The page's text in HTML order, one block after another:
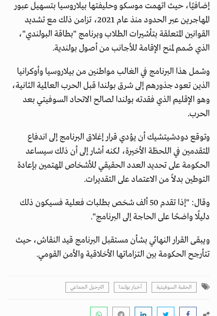
إضافيًا، حيث اتهمت موسكو وحليفتها بيلاروسيا بتسهيل عبور
المهاجرين عبر الحدود منذ عام 2021، تزامن ذلك مع تشديد
القوانين المتعلقة بتأشيرات الطلاب وبرنامج "بطاقة البولندي"،
الذي صُمم لمنح الإقامة للأجانب من أصول بولندية.
وشمل هذا البرنامج في الغالب مواطنين من بيلاروسيا وأوكرانيا
الذين تعود جذورهم إلى شرق بولندا قبل الحرب العالمية الثانية،
وهو الإقليم الذي فقدته بولندا لصالح الاتحاد السوفيتي بعد
الحرب.
وتوقع دودشيتشيك أن يؤدي قرار إغلاق البرنامج إلى اندفاع
المتقدمين في اللحظة الأخيرة، لكنه أشار إلى أن ذلك سيساعد
الحكومة على تحديد العدد الحقيقي للأشخاص المهتمين بإعادة
التوطين بدلاً من الاعتماد على التقديرات.
وقال: "إذا تقدم 50 ألف شخص بطلبات فعلية فسيكون ذلك
دليلًا واضحًا على الحاجة إلى البرنامج".
ويبقى القرار النهائي بشأن مستقبل البرنامج قيد النقاش، حيث
تتأرجح الحكومة بين التزاماتها الأخلاقية والأمن القومي.
الحقبة السوفيتية أخبار بولندا الترحيل الجماعي